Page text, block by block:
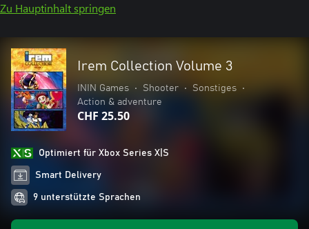
Zu Hauptinhalt springen
Irem Collection Volume 3
ININ Games • Shooter • Sonstiges
•
Action & adventure
CHF 25.50
Optimiert für Xbox Series X|S
Smart Delivery
9 unterstützte Sprachen